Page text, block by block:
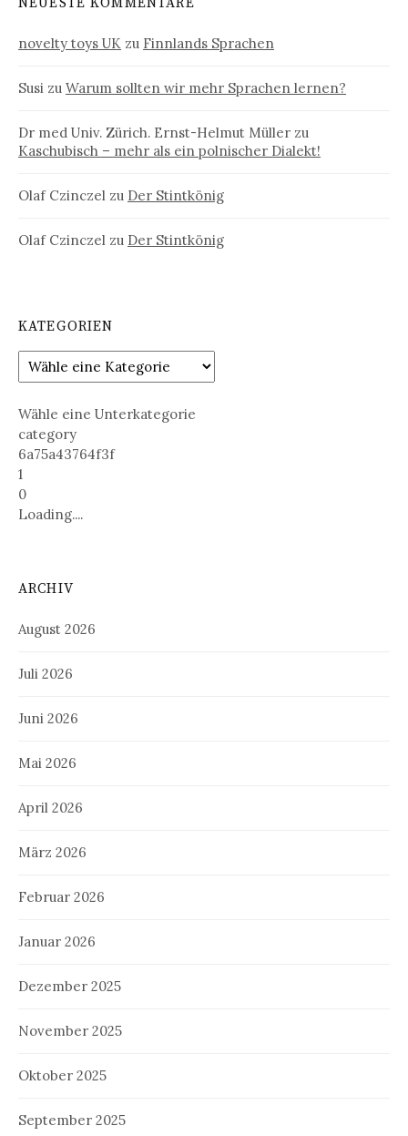
NEUESTE KOMMENTARE
novelty toys UK zu Finnlands Sprachen
Susi zu Warum sollten wir mehr Sprachen lernen?
Dr med Univ. Zürich. Ernst-Helmut Müller zu
Kaschubisch – mehr als ein polnischer Dialekt!
Olaf Czinczel zu Der Stintkönig
Olaf Czinczel zu Der Stintkönig
KATEGORIEN
Wähle eine Unterkategorie
category
6a75a43764f3f
1
0
Loading....
ARCHIV
August 2026
Juli 2026
Juni 2026
Mai 2026
April 2026
März 2026
Februar 2026
Januar 2026
Dezember 2025
November 2025
Oktober 2025
September 2025